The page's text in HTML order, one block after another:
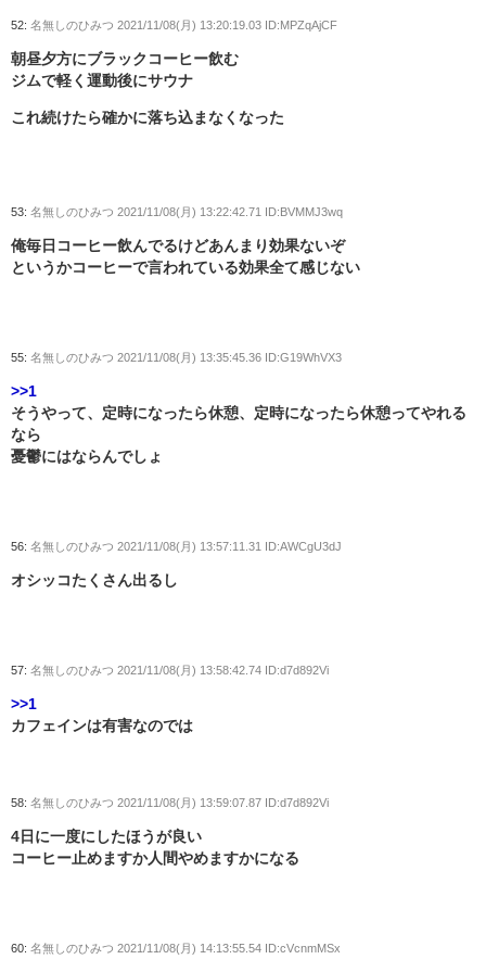
52: 名無しのひみつ 2021/11/08(月) 13:20:19.03 ID:MPZqAjCF
朝昼夕方にブラックコーヒー飲む
ジムで軽く運動後にサウナ
これ続けたら確かに落ち込まなくなった
53: 名無しのひみつ 2021/11/08(月) 13:22:42.71 ID:BVMMJ3wq
俺毎日コーヒー飲んでるけどあんまり効果ないぞ
というかコーヒーで言われている効果全て感じない
55: 名無しのひみつ 2021/11/08(月) 13:35:45.36 ID:G19WhVX3
>>1
そうやって、定時になったら休憩、定時になったら休憩ってやれる
なら
憂鬱にはならんでしょ
56: 名無しのひみつ 2021/11/08(月) 13:57:11.31 ID:AWCgU3dJ
オシッコたくさん出るし
57: 名無しのひみつ 2021/11/08(月) 13:58:42.74 ID:d7d892Vi
>>1
カフェインは有害なのでは
58: 名無しのひみつ 2021/11/08(月) 13:59:07.87 ID:d7d892Vi
4日に一度にしたほうが良い
コーヒー止めますか人間やめますかになる
60: 名無しのひみつ 2021/11/08(月) 14:13:55.54 ID:cVcnmMSx